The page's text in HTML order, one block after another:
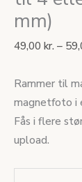
mm)
49,00 kr. –
Rammer til
magnetfoto i
Fås i flere
upload.